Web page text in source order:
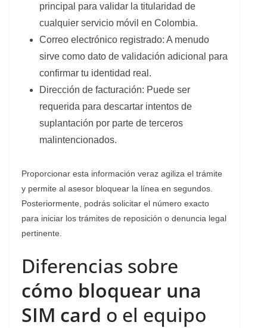
principal para validar la titularidad de
cualquier servicio móvil en Colombia.
​Correo electrónico registrado: A menudo
sirve como dato de validación adicional para
confirmar tu identidad real.
​Dirección de facturación: Puede ser
requerida para descartar intentos de
suplantación por parte de terceros
malintencionados.
​Proporcionar esta información veraz agiliza el trámite
y permite al asesor bloquear la línea en segundos.
Posteriormente, podrás solicitar el número exacto
para iniciar los trámites de reposición o denuncia legal
pertinente.
Diferencias sobre
cómo bloquear una
SIM card o el equipo